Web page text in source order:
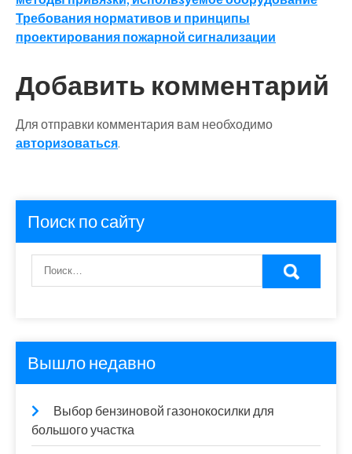
по
записям
Требования нормативов и принципы
проектирования пожарной сигнализации
Добавить комментарий
Для отправки комментария вам необходимо
авторизоваться.
Поиск по сайту
Вышло недавно
Выбор бензиновой газонокосилки для
большого участка